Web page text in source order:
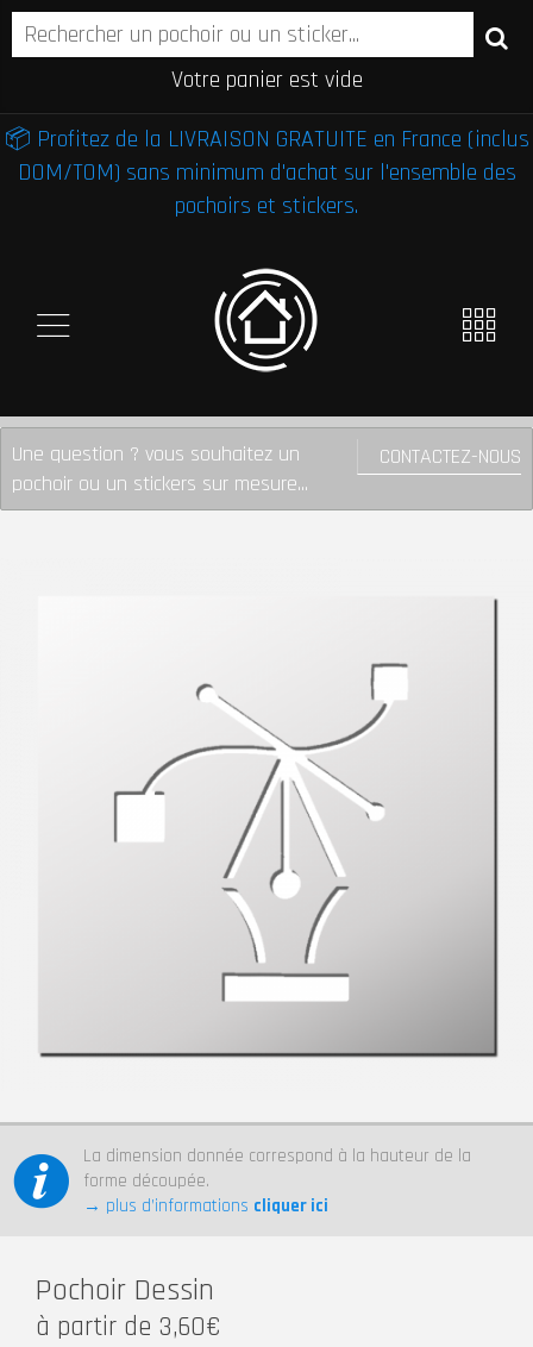
Votre panier est vide
📦 Profitez de la LIVRAISON GRATUITE en France (inclus
DOM/TOM) sans minimum d'achat sur l'ensemble des
pochoirs et stickers.
CONTACTEZ-NOUS
Une question ? vous souhaitez un
pochoir ou un stickers sur mesure...
La dimension donnée correspond à la hauteur de la
forme découpée.
→ plus d’informations cliquer ici
Pochoir Dessin
à partir de 3,60€